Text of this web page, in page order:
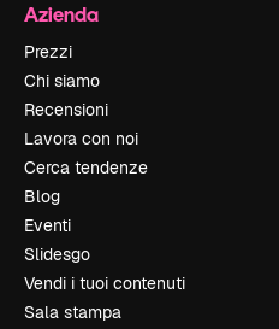
Azienda
Prezzi
Chi siamo
Recensioni
Lavora con noi
Cerca tendenze
Blog
Eventi
Slidesgo
Vendi i tuoi contenuti
Sala stampa